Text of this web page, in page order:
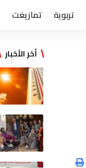
تربوية تمازيغت
أخر الأخبار